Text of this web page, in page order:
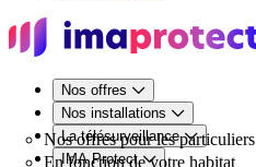
Nos offres
Nos offres pour les particuliers
Nos installations
En fonction de votre habitat
La télésurveillance
IMA Protect